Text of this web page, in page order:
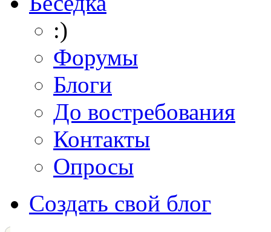
:)
Форумы
Блоги
До востребования
Контакты
Опросы
Создать свой блог